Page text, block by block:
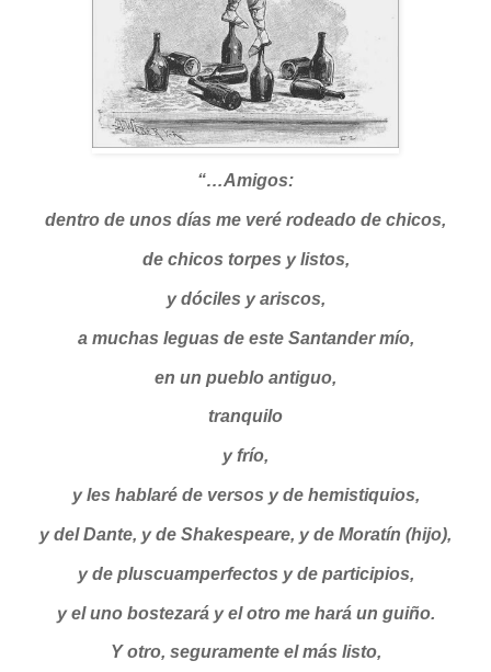
“…Amigos:
dentro de unos días me veré rodeado de chicos,
de chicos torpes y listos,
y dóciles y ariscos,
a muchas leguas de este Santander mío,
en un pueblo antiguo,
tranquilo
y frío,
y les hablaré de versos y de hemistiquios,
y del Dante, y de Shakespeare, y de Moratín (hijo),
y de pluscuamperfectos y de participios,
y el uno bostezará y el otro me hará un guiño.
Y otro, seguramente el más listo,